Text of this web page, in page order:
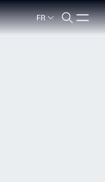
FR
Fermer